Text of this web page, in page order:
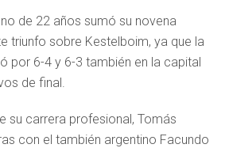
de 22 años sumó su novena
triunfo sobre Kestelboim, ya que la
por 6-4 y 6-3 también en la capital
de final.
su carrera profesional, Tomás
con el también argentino Facundo